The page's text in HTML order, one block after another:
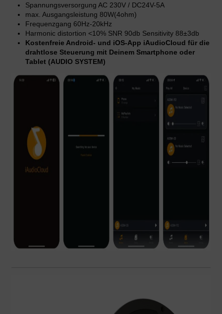
Spannungsversorgung AC 230V / DC24V-5A
max. Ausgangsleistung 80W(4ohm)
Frequenzgang 60Hz-20kHz
Harmonic distortion <10% SNR 90db Sensitivity 88±3db
Kostenfreie Android- und iOS-App iAudioCloud für die
drahtlose Steuerung mit Deinem Smartphone oder
Tablet (AUDIO SYSTEM)